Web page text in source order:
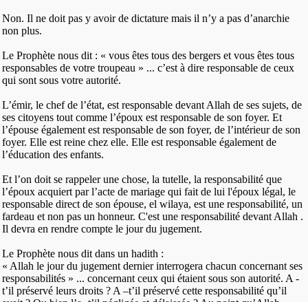
Non. Il ne doit pas y avoir de dictature mais il n’y a pas d’anarchie
non plus.
Le Prophète nous dit : « vous êtes tous des bergers et vous êtes tous
responsables de votre troupeau » ... c’est à dire responsable de ceux
qui sont sous votre autorité.
L’émir, le chef de l’état, est responsable devant Allah de ses sujets, de
ses citoyens tout comme l’époux est responsable de son foyer. Et
l’épouse également est responsable de son foyer, de l’intérieur de son
foyer. Elle est reine chez elle. Elle est responsable également de
l’éducation des enfants.
Et l’on doit se rappeler une chose, la tutelle, la responsabilité que
l’époux acquiert par l’acte de mariage qui fait de lui l'époux légal, le
responsable direct de son épouse, el wilaya, est une responsabilité, un
fardeau et non pas un honneur. C'est une responsabilité devant Allah .
Il devra en rendre compte le jour du jugement.
Le Prophète nous dit dans un hadith :
« Allah le jour du jugement dernier interrogera chacun concernant ses
responsabilités » ... concernant ceux qui étaient sous son autorité. A -
t’il préservé leurs droits ? A –t’il préservé cette responsabilité qu’il